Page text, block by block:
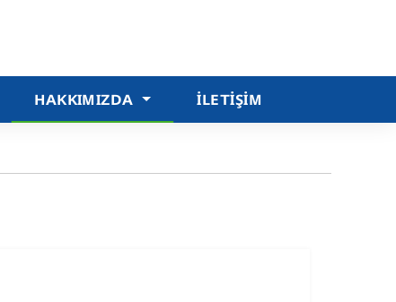
HAKKIMIZDA İLETIŞIM